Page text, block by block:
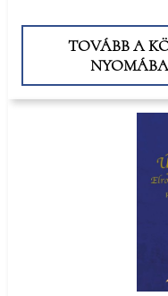
TOVÁBB A